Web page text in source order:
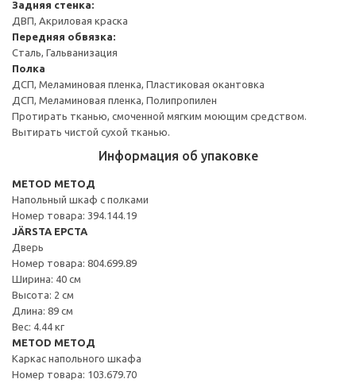
Задняя стенка:
ДВП, Акриловая краска
Передняя обвязка:
Сталь, Гальванизация
Полка
ДСП, Меламиновая пленка, Пластиковая окантовка
ДСП, Меламиновая пленка, Полипропилен
Протирать тканью, смоченной мягким моющим средством.
Вытирать чистой сухой тканью.
Информация об упаковке
METOD МЕТОД
Напольный шкаф с полками
Номер товара: 394.144.19
JÄRSTA ЕРСТА
Дверь
Номер товара: 804.699.89
Ширина: 40 см
Высота: 2 см
Длина: 89 см
Вес: 4.44 кг
METOD МЕТОД
Каркас напольного шкафа
Номер товара: 103.679.70